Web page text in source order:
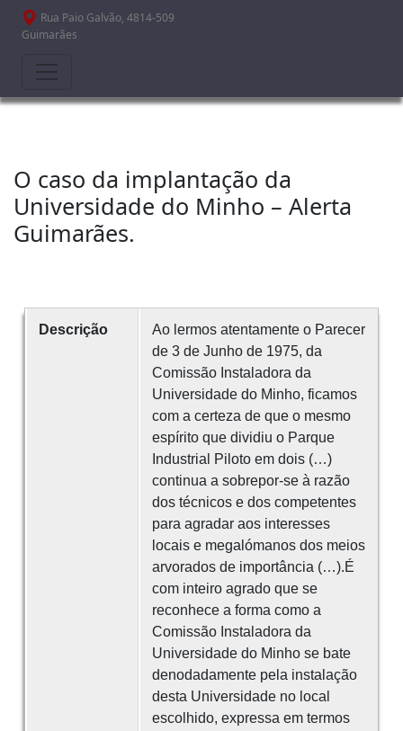
Passar para o conteúdo principal
Rua Paio Galvão, 4814-509
Guimarães
O caso da implantação da
Universidade do Minho – Alerta
Guimarães.
Descrição
Ao lermos atentamente o Parecer
de 3 de Junho de 1975, da
Comissão Instaladora da
Universidade do Minho, ficamos
com a certeza de que o mesmo
espírito que dividiu o Parque
Industrial Piloto em dois (…)
continua a sobrepor-se à razão
dos técnicos e dos competentes
para agradar aos interesses
locais e megalómanos dos meios
arvorados de importância (…).É
com inteiro agrado que se
reconhece a forma como a
Comissão Instaladora da
Universidade do Minho se bate
denodadamente pela instalação
desta Universidade no local
escolhido, expressa em termos